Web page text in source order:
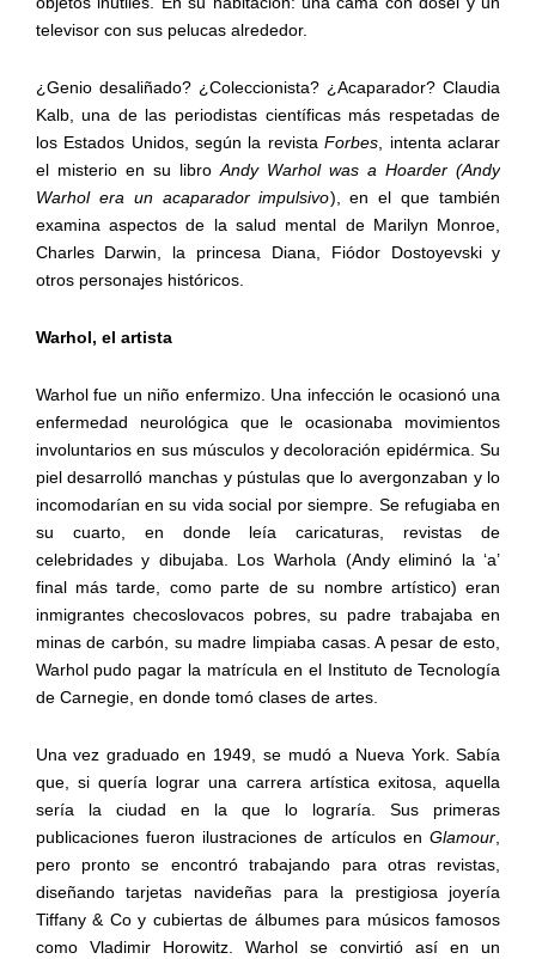
televisor con sus pelucas alrededor.
¿Genio desaliñado? ¿Coleccionista? ¿Acaparador? Claudia
Kalb, una de las periodistas científicas más respetadas de
los Estados Unidos, según la revistaForbes , intenta aclarar
el misterio en su libro Andy Warhol was a Hoarder (Andy
Warhol era un acaparador impulsivo), en el que también
examina aspectos de la salud mental de Marilyn Monroe,
Charles Darwin, la princesa Diana, Fiódor Dostoyevski y
otros personajes históricos.
Warhol, el artista
Warhol fue un niño enfermizo. Una infección le ocasionó una
enfermedad neurológica que le ocasionaba movimientos
involuntarios en sus músculos y decoloración epidérmica. Su
piel desarrolló manchas y pústulas que lo avergonzaban y lo
incomodarían en su vida social por siempre. Se refugiaba en
su cuarto, en donde leía caricaturas, revistas de
celebridades y dibujaba. Los Warhola (Andy eliminó la ‘a’
final más tarde, como parte de su nombre artístico) eran
inmigrantes checoslovacos pobres, su padre trabajaba en
minas de carbón, su madre limpiaba casas. A pesar de esto,
Warhol pudo pagar la matrícula en el Instituto de Tecnología
de Carnegie, en donde tomó clases de artes.
Una vez graduado en 1949, se mudó a Nueva York. Sabía
que, si quería lograr una carrera artística exitosa, aquella
sería la ciudad en la que lo lograría. Sus primeras
publicaciones fueron ilustraciones de artículos enGlamour
pero pronto se encontró trabajando para otras revistas,
diseñando tarjetas navideñas para la prestigiosa joyería
Tiffany & Co y cubiertas de álbumes para músicos famosos
como Vladimir Horowitz. Warhol se convirtió así en un